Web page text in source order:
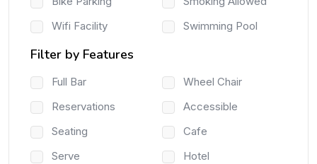
Wifi Facility
Swimming Pool
Filter by Features
Full Bar
Wheel Chair
Reservations
Accessible
Seating
Cafe
Serve
Hotel